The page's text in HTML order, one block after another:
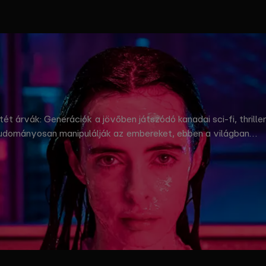
árvák: Generációk a jövőben játszódó kanadai sci-fi, thriller
manipulálják az embereket, ebben a világban
Krysten Ritter alakítja az elképzelhetetlen életutat